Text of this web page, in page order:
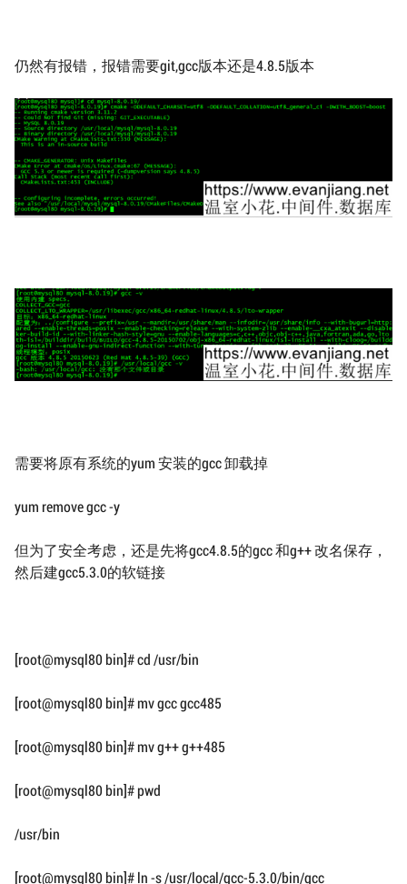
仍然有报错，报错需要git,gcc版本还是4.8.5版本
需要将原有系统的yum 安装的gcc 卸载掉
yum remove gcc -y
但为了安全考虑，还是先将gcc4.8.5的gcc 和g++ 改名保存，
然后建gcc5.3.0的软链接
[root@mysql80 bin]# cd /usr/bin
[root@mysql80 bin]# mv gcc gcc485
[root@mysql80 bin]# mv g++ g++485
[root@mysql80 bin]# pwd
/usr/bin
[root@mysql80 bin]# ln -s /usr/local/gcc-5.3.0/bin/gcc